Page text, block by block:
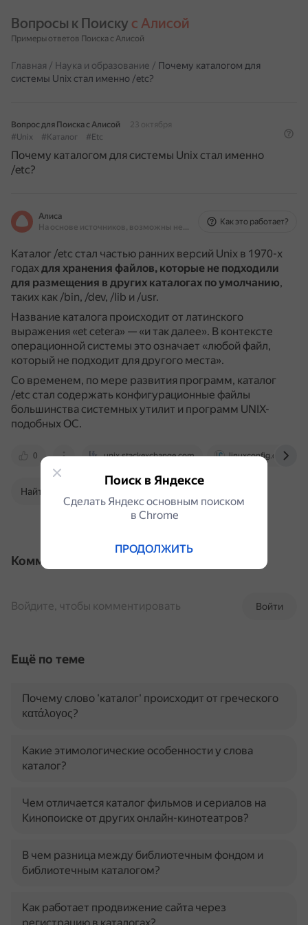
Вопросы к Поиску с Алисой
Примеры ответов Поиска с Алисой
Главная / Наука и образование / Почему каталогом для
системы Unix стал именно /etc?
Вопрос для Поиска с Алисой
23 октября
#Unix
#Каталог #Etc
Почему каталогом для системы Unix стал именно
/etc?
Алиса
На основе источников, возможны неточности
Как это работает?
Каталог /etc стал частью ранних версий Unix в 1970-х
годахдля хранения файлов, которые не подходили
для размещения в других каталогах по умолчанию,
таких как /bin, /dev, /lib и /usr.
Название каталога происходит от латинского
выражения «et cetera» — «и так далее». В контексте
операционной системы это означает «любой файл,
который не подходит для другого места».
Со временем, по мере развития программ, каталог
/etc стал содержать конфигурационные файлы
большинства системных утилит и программ UNIX-
подобных ОС.
0 unix.stackexchange.com linuxconfig.org
Найти в Поиске
Комментарии
Войти
Войдите, чтобы комментировать
Ещё по теме
Почему слово 'каталог' происходит от греческого
κατάλογος?
Какие этимологические особенности у слова
каталог?
Чем отличается каталог фильмов и сериалов на
Кинопоиске от других онлайн-кинотеатров?
В чем разница между библиотечным фондом и
библиотечным каталогом?
Как работает продвижение сайта через
Поиск в Яндексе
Сделать Яндекс основным поиском
в Сhrome
ПРОДОЛЖИТЬ